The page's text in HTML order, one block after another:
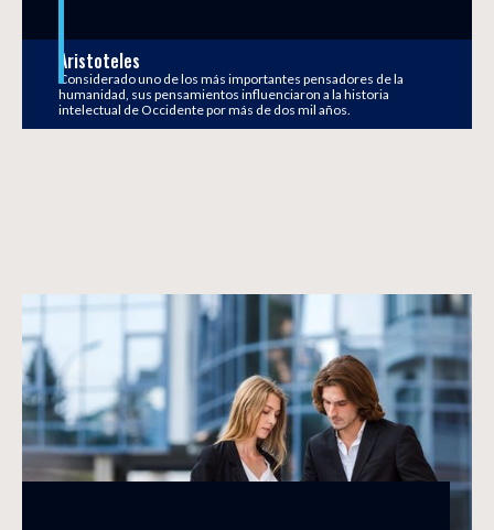
Aristoteles
Considerado uno de los más importantes pensadores de la
humanidad, sus pensamientos influenciaron a la historia
intelectual de Occidente por más de dos mil años.